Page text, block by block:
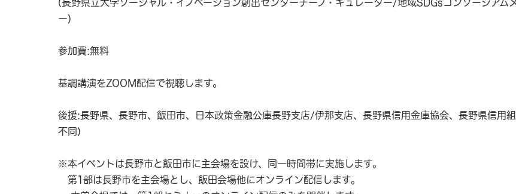
(長野県立大学ソーシャル・イノベーション創出センターチーフ・キュレーター/地域SDGsコンソーシアム
ー)
参加費:無料
基調講演をZOOM配信で視聴します。
後援:長野県、長野市、飯田市、日本政策金融公庫長野支店/伊那支店、長野県信用金庫協会、長野県信用
不同)
※本イベントは長野市と飯田市に主会場を設け、同一時間帯に実施します。
第1部は長野市を主会場とし、飯田会場他にオンライン配信します。